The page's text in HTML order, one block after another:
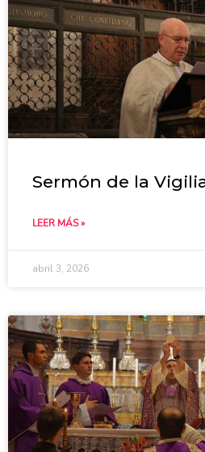
Sermón de la
LEER MÁS »
abril 3, 2026